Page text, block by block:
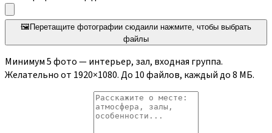
🖼️ Перетащите фотографии сюдаили нажмите, чтобы выбрать
файлы
Минимум5фото — интерьер, зал, входная группа.
Желательно от 1920×1080. До 10файлов, каждый до8 МБ.